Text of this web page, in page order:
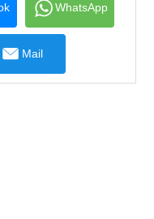
WhatsApp
Mail